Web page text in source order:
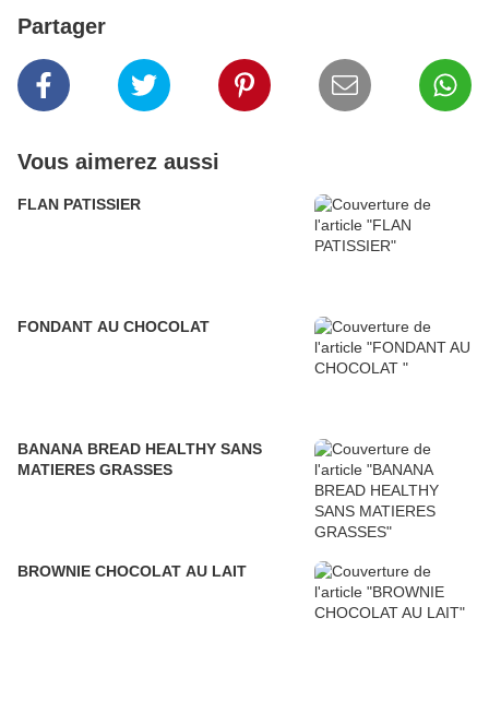
Partager
Vous aimerez aussi
FLAN PATISSIER
FONDANT AU CHOCOLAT
BANANA BREAD HEALTHY SANS
MATIERES GRASSES
BROWNIE CHOCOLAT AU LAIT